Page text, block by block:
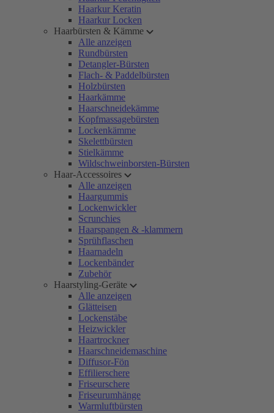
Haarkur Keratin
Haarkur Locken
Haarbürsten & Kämme
Alle anzeigen
Rundbürsten
Detangler-Bürsten
Flach- & Paddelbürsten
Holzbürsten
Haarkämme
Haarschneidekämme
Kopfmassagebürsten
Lockenkämme
Skelettbürsten
Stielkämme
Wildschweinborsten-Bürsten
Haar-Accessoires
Alle anzeigen
Haargummis
Lockenwickler
Scrunchies
Haarspangen & -klammern
Sprühflaschen
Haarnadeln
Lockenbänder
Zubehör
Haarstyling-Geräte
Alle anzeigen
Glätteisen
Lockenstäbe
Heizwickler
Haartrockner
Haarschneidemaschine
Diffusor-Fön
Effilierschere
Friseurschere
Friseurumhänge
Warmluftbürsten